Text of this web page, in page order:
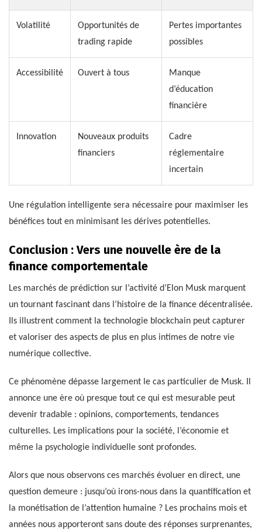
Volatilité
Opportunités de
trading rapide
Pertes importantes
possibles
Accessibilité Ouvert à tous
Manque
d’éducation
financière
Innovation
Nouveaux produits
financiers
Cadre
réglementaire
incertain
Une régulation intelligente sera nécessaire pour maximiser les
bénéfices tout en minimisant les dérives potentielles.
Conclusion : Vers une nouvelle ère de la
finance comportementale
Les marchés de prédiction sur l’activité d’Elon Musk marquent
un tournant fascinant dans l’histoire de la finance décentralisée.
Ils illustrent comment la technologie blockchain peut capturer
et valoriser des aspects de plus en plus intimes de notre vie
numérique collective.
Ce phénomène dépasse largement le cas particulier de Musk. Il
annonce une ère où presque tout ce qui est mesurable peut
devenir tradable : opinions, comportements, tendances
culturelles. Les implications pour la société, l’économie et
même la psychologie individuelle sont profondes.
Alors que nous observons ces marchés évoluer en direct, une
question demeure : jusqu’où irons-nous dans la quantification et
la monétisation de l’attention humaine ? Les prochains mois et
années nous apporteront sans doute des réponses surprenantes,